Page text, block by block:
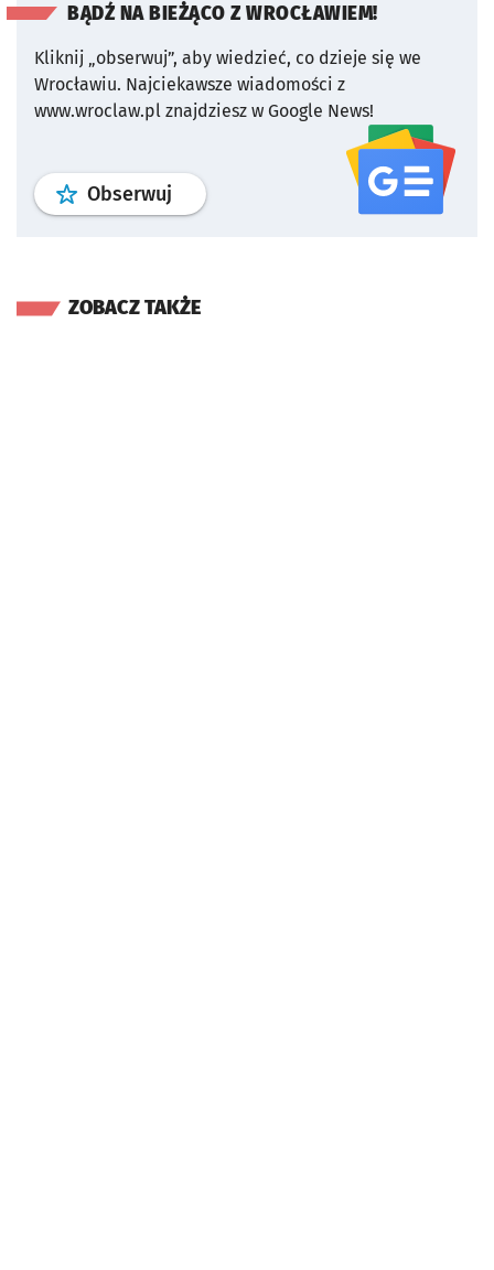
BĄDŹ NA BIEŻĄCO Z WROCŁAWIEM!
Kliknij „obserwuj”, aby wiedzieć, co dzieje się we
Wrocławiu. Najciekawsze wiadomości z
www.wroclaw.pl znajdziesz w Google News!
Obserwuj profil serwisu
ZOBACZ TAKŻE